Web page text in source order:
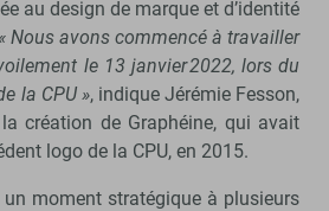
au design de marque et d’identité
« Nous avons commencé à travailler
le 13 janvier 2022, lors du
la CPU », indique Jérémie Fesson,
création de Graphéine, qui avait
logo de la CPU, en 2015.
moment stratégique à plusieurs